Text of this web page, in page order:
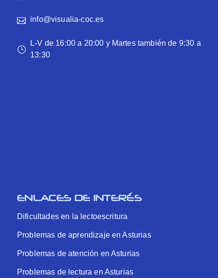
info@visualia-coc.es
L-V de 16:00 a 20:00 y Martes también de 9:30 a
13:30
ENLACES DE INTERÉS
Dificultades en la lectoescritura
Problemas de aprendizaje en Asturias
Problemas de atención en Asturias
Problemas de lectura en Asturias